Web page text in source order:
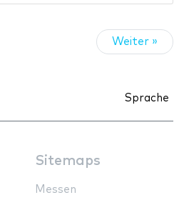
Weiter »
Sprache
Sitemaps
Messen